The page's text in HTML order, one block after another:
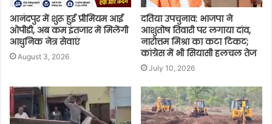
आनंदपुर में शुरू हुई प्रीमियम आई
ओपीडी, अब कम इंतजार में मिलेंगी
आधुनिक नेत्र सेवाएं
August 3, 2026
दतिया उपचुनाव: भाजपा ने
आशुतोष तिवारी पर लगाया दांव,
नारोत्तम मिश्रा का कटा टिकट;
कांग्रेस में भी सियासी हलचल तेज
July 10, 2026